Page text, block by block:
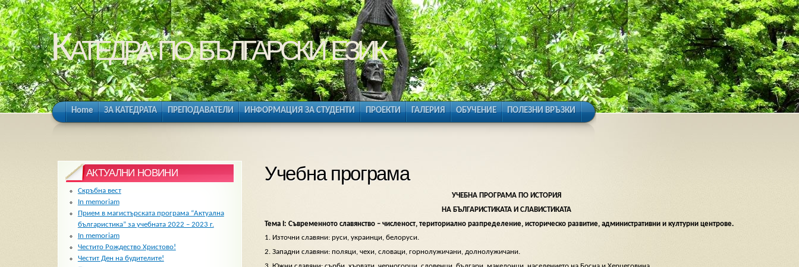
Катедра по български език
Home ЗА КАТЕДРАТА ПРЕПОДАВАТЕЛИ ИНФОРМАЦИЯ ЗА СТУДЕНТИ ПРОЕКТИ ГАЛЕРИЯ ОБУЧЕНИЕ ПОЛЕЗНИ ВРЪЗКИ
Учебна програма
УЧЕБНА ПРОГРАМА ПО ИСТОРИЯ
НА БЪЛГАРИСТИКАТА И СЛАВИСТИКАТА
Тема І: Съвременното славянство – численост, териториално разпределение, историческо развитие, административни и културни центрове.
1. Източни славяни: руси, украинци, белоруси.
2. Западни славяни: поляци, чехи, словаци, горнолужичани, долнолужичани.
АКТУАЛНИ НОВИНИ
Скръбна вест
In memoriam
Прием в магистърската програма “Актуална
българистика” за учебната 2022 – 2023 г.
In memoriam
Честито Рождество Христово!
Честит Ден на будителите!